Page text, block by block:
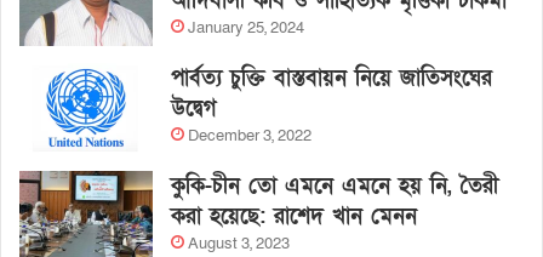
January 25, 2024
পার্বত্য চুক্তি বাস্তবায়ন নিয়ে জাতিসংঘের
উদ্বেগ
December 3, 2022
কুকি-চীন তো এমনে এমনে হয় নি, তৈরী
করা হয়েছে: রাশেদ খান মেনন
August 3, 2023